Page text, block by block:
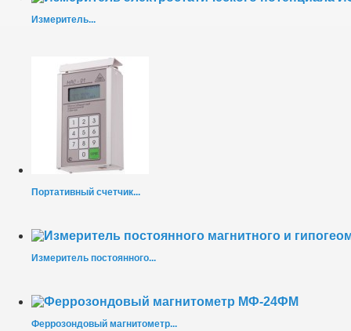
Измеритель...
Портативный счетчик...
Измеритель постоянного...
Феррозондовый магнитометр...